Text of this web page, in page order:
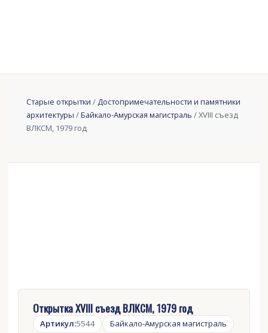
Старые открытки /Достопримечательности и памятники
архитектуры /Байкало-Амурская магистраль / XVIII съезд
ВЛКСМ, 1979 год
Открытка XVIII съезд ВЛКСМ, 1979 год
Артикул:5544
Байкало-Амурская магистраль